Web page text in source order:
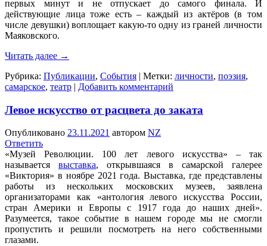
первых минут и не отпускает до самого финала. И
действующие лица тоже есть – каждый из актёров (в том
числе девушки) воплощает какую-то одну из граней личности
Маяковского.
Читать далее →
Рубрика: Публикации, События | Метки: личности, поэзия,
самарское, театр | Добавить комментарий
Левое искусство от расцвета до заката
Опубликовано 23.11.2021 автором NZ
Ответить
«Музей Революции. 100 лет левого искусства» – так
называется выставка, открывшаяся в самарской галерее
«Виктория» в ноябре 2021 года. Выставка, где представлены
работы из нескольких московских музеев, заявлена
организаторами как «антология левого искусства России,
стран Америки и Европы с 1917 года до наших дней».
Разумеется, такое событие в нашем городе мы не смогли
пропустить и решили посмотреть на него собственными
глазами.